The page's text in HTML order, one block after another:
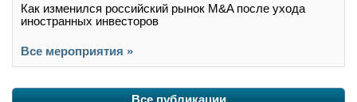
Как изменился российский рынок M&A после ухода
иностранных инвесторов
Все мероприятия »
Все публикации